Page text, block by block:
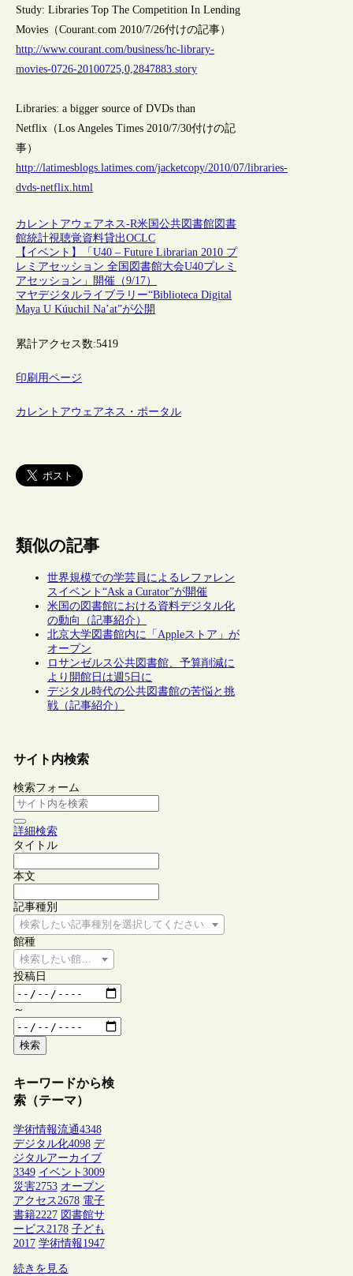
Study: Libraries Top The Competition In Lending
Movies（Courant.com 2010/7/26付けの記事）
http://www.courant.com/business/hc-library-
movies-0726-20100725,0,2847883.story
Libraries: a bigger source of DVDs than
Netflix（Los Angeles Times 2010/7/30付けの記
事）
http://latimesblogs.latimes.com/jacketcopy/2010/07/libraries-
dvds-netflix.html
カレントアウェアネス-R米国公共図書館図書
館統計視聴覚資料貸出OCLC
【イベント】「U40 – Future Librarian 2010 プ
レミアセッション 全国図書館大会U40プレミ
アセッション」開催（9/17）
マヤデジタルライブラリー“Biblioteca Digital
Maya U Kúuchil Na’at”が公開
累計アクセス数:5419
印刷用ページ
カレントアウェアネス・ポータル
類似の記事
世界規模での学芸員によるレファレン
スイベント“Ask a Curator”が開催
米国の図書館における資料デジタル化
の動向（記事紹介）
北京大学図書館内に「Appleストア」が
オープン
ロサンゼルス公共図書館、予算削減に
より開館日は週5日に
デジタル時代の公共図書館の苦悩と挑
戦（記事紹介）
サイト内検索
検索フォーム
詳細検索
タイトル
本文
記事種別
検索したい記事種別を選択してください
館種
検索したい館種を選択してください
投稿日
～
検索
キーワードから検
索（テーマ）
学術情報流通4348
デジタル化4098 デ
ジタルアーカイブ
3349 イベント 3009
災害2753 オープン
アクセス 2678 電子
書籍2227 図書館サ
ービス 2178 子ども
2017 学術情報1947
続きを見る